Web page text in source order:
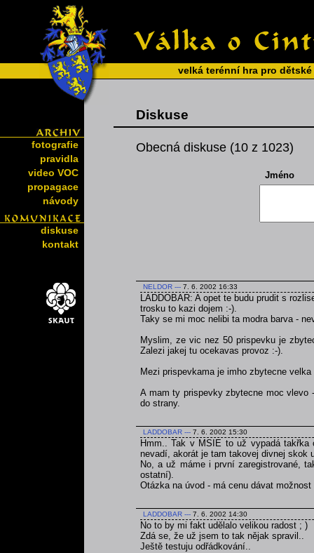
velká terénní hra pro
fotografie
pravidla
video VOC
propagace
návody
diskuse
kontakt
Diskuse
Obecná diskuse (10 z 1023)
Jméno
NELDOR --- 7. 6. 2002 16:33
LADDOBAR: A opet te budu prudit s
trosku to kazi dojem :-).
Taky se mi moc nelibi ta modra barva -
Myslim, ze vic nez 50 prispevku je
Zalezi jakej tu ocekavas provoz :-).
Mezi prispevkama je imho zbytecne
A mam ty prispevky zbytecne moc
do strany.
LADDOBAR --- 7. 6. 2002 15:30
Hmm.. Tak v MSIE to už vypadá
nevadí, akorát je tam takovej divnej skok
No, a už máme i první zaregistrované,
ostatní).
Otázka na úvod - má cenu dávat
LADDOBAR --- 7. 6. 2002 14:30
No to by mi fakt udělalo velikou radost ; )
Zdá se, že už jsem to tak nějak spravil..
Ještě testuju odřádkování..